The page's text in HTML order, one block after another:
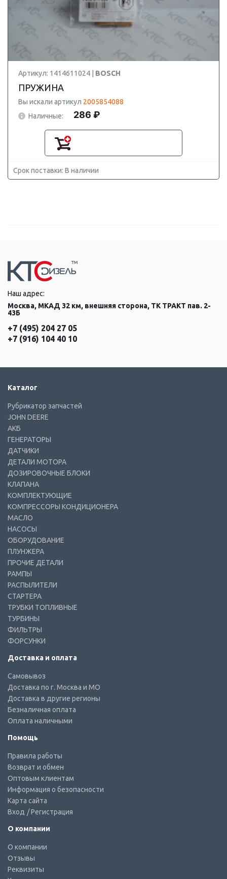
Артикул: 1414611024 | BOSCH
ПРУЖИНА
Вы искали артикул 2005854088
Наличные:
286 ₽
Срок поставки: В наличии
Наш адрес:
Москва, МКАД 32 км, внешняя сторона, ТК ТРАКТ пав. 2-
43Б
+7 (495) 204 27 05
+7 (916) 104 40 10
Каталог
Рубрикатор запчастей
JOHN DEERE
АКБ
ГЕНЕРАТОРЫ
ДАТЧИКИ
ДЕТАЛИ МОТОРА
ДОЗИРОВОЧНЫЕ БЛОКИ
КЛАПАНА
КОМПЛЕКТУЮЩИЕ
КОМПРЕССОРЫ КОНДИЦИОНЕРА
МАСЛО
НАСОСЫ
ОБОРУДОВАНИЕ
ПЛУНЖЕРА
ПРОЧИЕ ДЕТАЛИ
РАМПЫ
РАСПЫЛИТЕЛИ
СТАРТЕРА
ТРУБКИ ТОПЛИВНЫЕ
ТУРБИНЫ
ФИЛЬТРЫ
ФОРСУНКИ
Доставка и оплата
Самовывоз
Доставка по г. Москва и МО
Доставка в другие регионы
Безналичная оплата
Оплата наличными
Помощь
Правила работы
Возврат и обмен
Оптовым клиентам
Информация о безопасности
Карта сайта
Вход / Регистрация
О компании
О компании
Отзывы
Реквизиты